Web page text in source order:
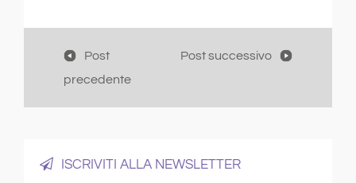
Post
precedente
Post successivo
ISCRIVITI ALLA NEWSLETTER